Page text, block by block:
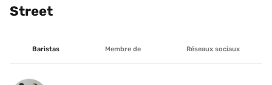
Street
Baristas Membre de Réseaux sociaux